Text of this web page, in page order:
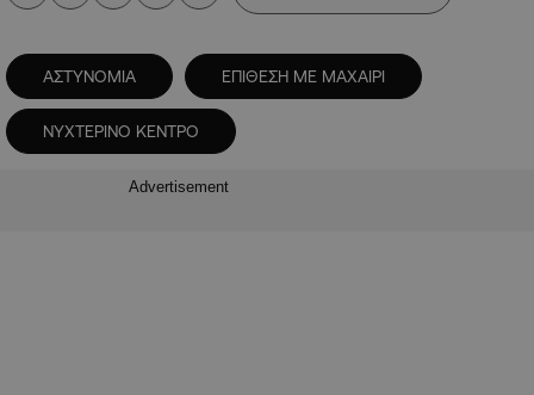
ΑΣΤΥΝΟΜΙΑ ΕΠΙΘΕΣΗ ΜΕ ΜΑΧΑΙΡΙ
ΝΥΧΤΕΡΙΝΟ ΚΕΝΤΡΟ
Advertisement